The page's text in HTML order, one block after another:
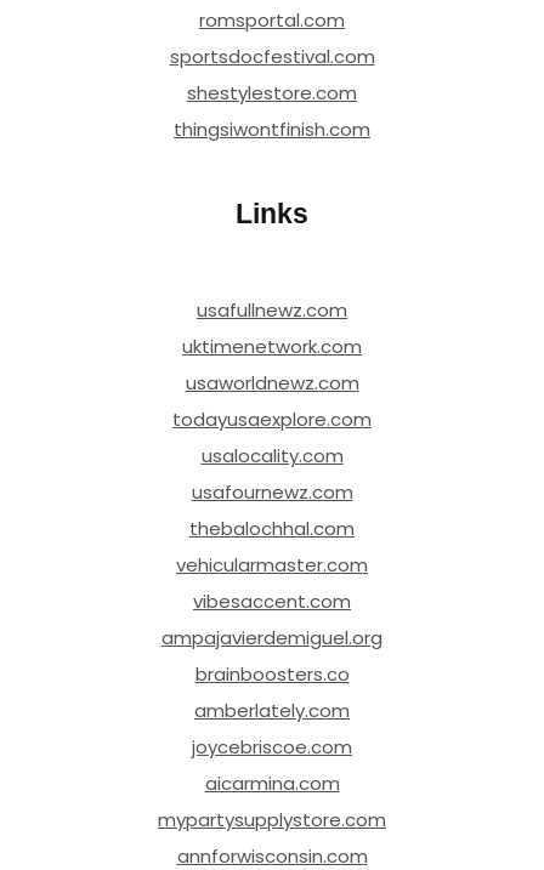
romsportal.com
sportsdocfestival.com
shestylestore.com
thingsiwontfinish.com
Links
usafullnewz.com
uktimenetwork.com
usaworldnewz.com
todayusaexplore.com
usalocality.com
usafournewz.com
thebalochhal.com
vehicularmaster.com
vibesaccent.com
ampajavierdemiguel.org
brainboosters.co
amberlately.com
joycebriscoe.com
aicarmina.com
mypartysupplystore.com
annforwisconsin.com